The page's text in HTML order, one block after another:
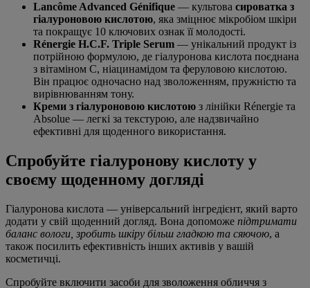
Lancôme Advanced Génifique — культова сироватка з
гіалуроновою кислотою, яка зміцнює мікробіом шкіри
та покращує 10 ключових ознак її молодості.
Rénergie H.C.F. Triple Serum — унікальний продукт із
потрійною формулою, де гіалуронова кислота поєднана
з вітаміном С, ніацинамідом та феруловою кислотою.
Він працює одночасно над зволоженням, пружністю та
вирівнюванням тону.
Креми з гіалуроновою кислотою з лінійки Rénergie та
Absolue — легкі за текстурою, але надзвичайно
ефективні для щоденного використання.
Спробуйте гіалуронову кислоту у
своєму щоденному догляді
Гіалуронова кислота — універсальний інгредієнт, який варто
додати у свій щоденний догляд. Вона допоможе підтримати
баланс вологи, зробить шкіру більш гладкою та сяючою, а
також посилить ефективність інших активів у вашій
косметичці.
Спробуйте включити засоби для зволоження обличчя з